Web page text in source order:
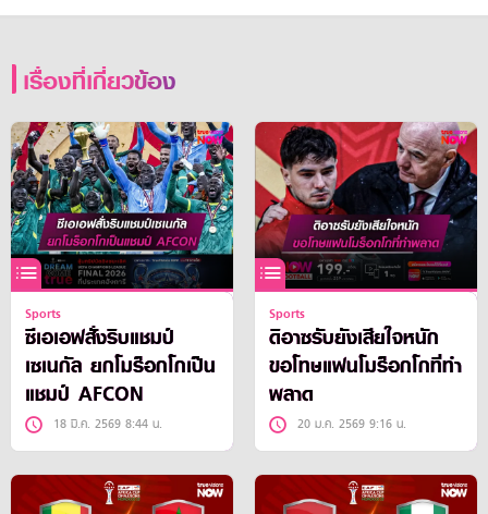
เรื่องที่เกี่ยวข้อง
Sports
ซีเอเอฟสั่งริบแชมป์
เซเนกัล ยกโมร็อกโกเป็น
แชมป์ AFCON
18 มี.ค. 2569 8:44 น.
Sports
ดิอาซรับยังเสียใจหนัก
ขอโทษแฟนโมร็อกโกที่ทำ
พลาด
20 ม.ค. 2569 9:16 น.